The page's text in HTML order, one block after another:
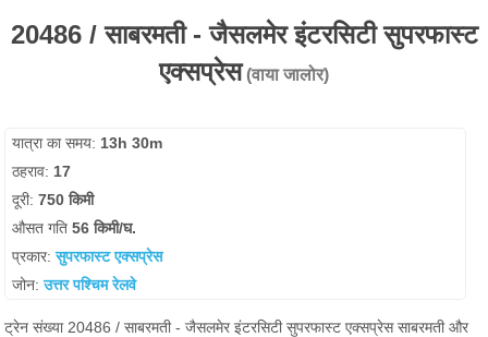
20486 / साबरमती - जैसलमेर इंटरसिटी सुपरफास्ट
एक्सप्रेस (वाया जालोर)
यात्रा का समय: 13h 30m
ठहराव: 17
दूरी:750 किमी
औसत गति56 किमी/घ.
प्रकार:सुपरफास्ट एक्सप्रेस
जोन:उत्तर पश्चिम रेलवे
ट्रेन संख्या 20486 / साबरमती - जैसलमेर इंटरसिटी सुपरफास्ट एक्सप्रेस साबरमती और